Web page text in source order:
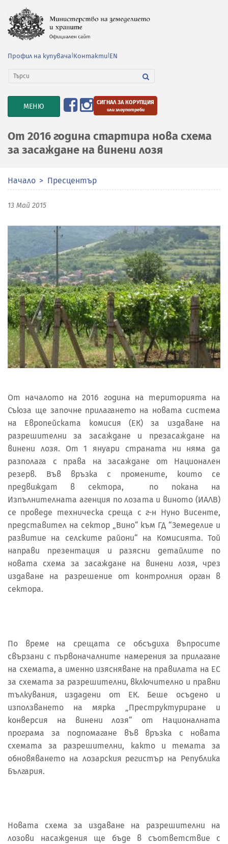
Профил на купувача Контакти EN
TOGGLE
NAVIGATION
МЕНЮ СИГНАЛ ЗА КОРУПЦИЯ
или злоупотреби
От 2016 година стартира нова схема
за засаждане на винени лозя
Начало Пресцентър
13 Май 2015
От началото на 2016 година на територията на
Съюза ще започне прилагането на новата система
на Европейската комисия (ЕК) за издаване на
разрешителни за засаждане и презасаждане на
винени лозя. От 1 януари страната ни няма да
разполага с права на засаждане от Национален
резерв. Във връзка с промените, които се
предвиждат в сектора, по покана на
Изпълнителната агенция по лозата и виното (ИАЛВ)
се проведе техническа среща с г-н Нуно Висенте,
представител на сектор „Вино“ към ГД “Земеделие и
развитие на селските райони“ на Комисията. Той
направи презентация и разясни детайлите по
новата схема за засаждане на винени лозя, чрез
издаване на разрешение от контролния орган в
сектора.
По време на срещата се обсъдиха въпросите
свързани с първоначалните намерения за прилагане
на схемата, а именно изясняване на правилата на ЕС
за схемата за разрешителни, включително и правни
тълкувания, издадени от ЕК. Беше осъдено и
използването на мярка „Преструктуриране и
конверсия на винени лозя“ от Националната
програма за подпомагане във връзка с новата
схемата за разрешителни, както и темата за
обновяването на лозарския регистър на Република
България.
Новата схема за издаване на разрешителни на
лозови насаждения ще бъде в съответствие с